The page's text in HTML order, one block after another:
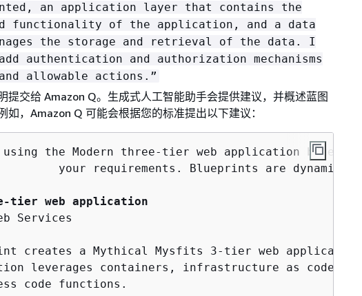
an application layer that contains the
functionality of the application, and a data
the storage and retrieval of the data. I
authentication and authorization mechanisms
allowable actions.”
提交给 Amazon Q。生成式人工智能助手会提供建议，并概述蓝图
如，Amazon Q 可能会根据您的标准提出以下建议：
using the Modern three-tier web application
your requirements. Blueprints are dynamic
tier web application
Services
creates a Mythical Mysfits 3-tier web
leverages containers, infrastructure as code
code functions.